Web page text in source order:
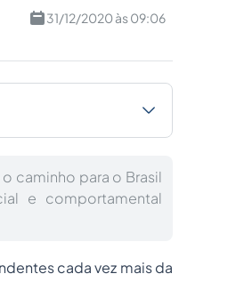
31/12/2020 às 09:06
caminho para o Brasil
e comportamental
cada vez mais da